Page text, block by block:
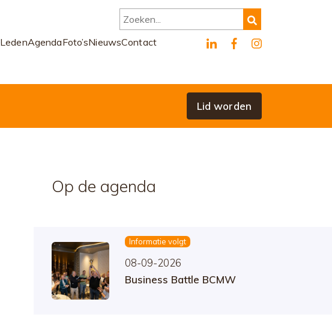
LedenAgendaFoto’sNieuwsContact
Zoeken...
Lid worden
Op de agenda
Informatie volgt
08-09-2026
Business Battle BCMW